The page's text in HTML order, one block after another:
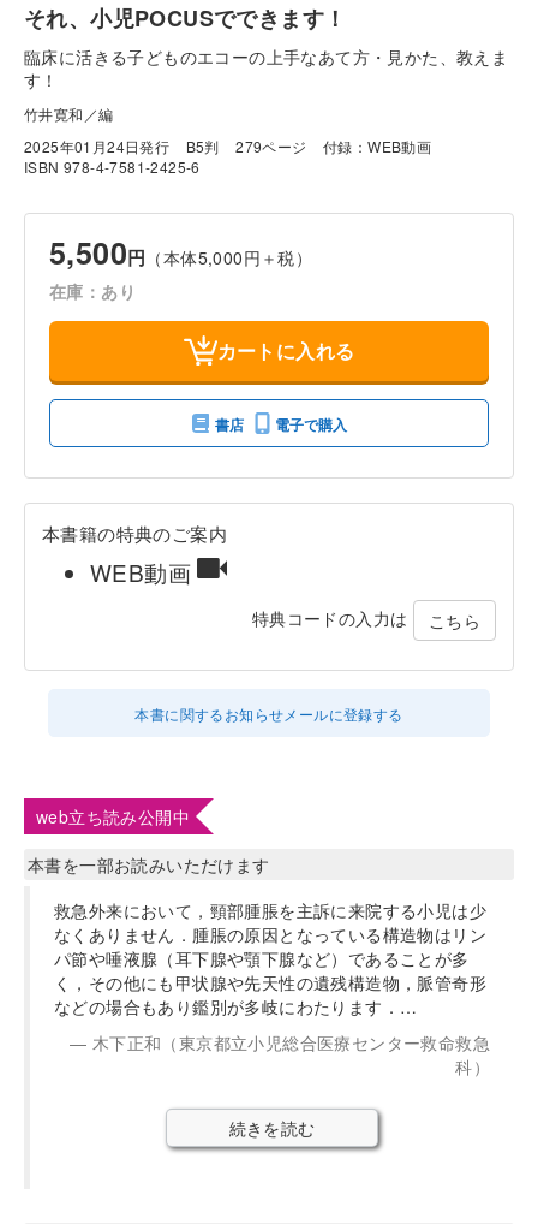
それ、小児POCUSでできます！
臨床に活きる子どものエコーの上手なあて方・見かた、教えま
す！
竹井寛和／編
2025年01月24日発行
B5判 279ページ
付録：WEB動画
ISBN 978-4-7581-2425-6
5,500円 （本体5,000円＋税）
在庫：あり
カートに入れる
書店 電子で購入
本書籍の特典のご案内
WEB動画
特典コードの入力は こちら
本書に関するお知らせメールに登録する
web立ち読み公開中
本書を一部お読みいただけます
救急外来において，頸部腫脹を主訴に来院する小児は少
なくありません．腫脹の原因となっている構造物はリン
パ節や唾液腺（耳下腺や顎下腺など）であることが多
く，その他にも甲状腺や先天性の遺残構造物，脈管奇形
などの場合もあり鑑別が多岐にわたります．…
木下正和（東京都立小児総合医療センター救命救急
科）
続きを読む